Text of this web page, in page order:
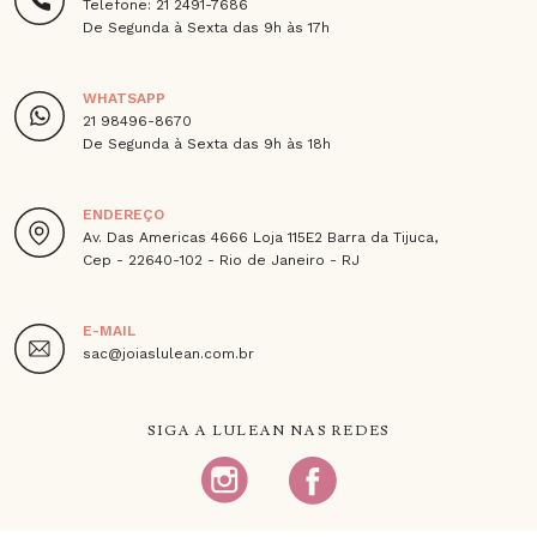
Telefone: 21 2491-7686
De Segunda à Sexta das 9h às 17h
WHATSAPP
21 98496-8670
De Segunda à Sexta das 9h às 18h
ENDEREÇO
Av. Das Americas 4666 Loja 115E2 Barra da Tijuca,
Cep - 22640-102 - Rio de Janeiro - RJ
E-MAIL
sac@joiaslulean.com.br
SIGA A LULEAN NAS REDES